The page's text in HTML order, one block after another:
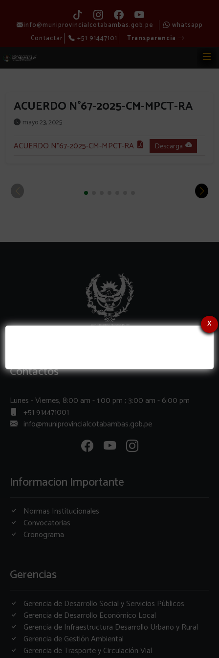
info@muniprovincialcotabambas.gob.pe
whatsapp
Contactar
+51 91447101 Transparencia
ACUERDO N°67-2025-CM-MPCT-RA
mayo 23, 2025
ACUERDO N°67-2025-CM-MPCT-RA Descarga
x
Contactos
Lunes - Viernes, 8:00 am - 1:00 pm ; 3:00 am - 6:00 pm
+51 914471001
info@muniprovincialcotabambas.gob.pe
Informacion Importante
Normas Institucionales
Convocatorias
Cronograma
Gerencias
Gerencia de Desarrollo Social y Servicios Públicos
Gerencia de Desarrollo Económico Local
Gerencia de Infraestructura Desarrollo Urbano y Rural
Gerencia de Gestión Ambiental
Gerencia de Trasporte y Circulación Vial